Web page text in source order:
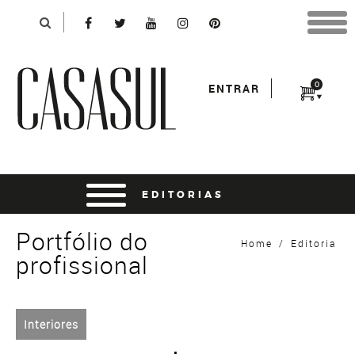
0
ENTRAR
Home / Editoria
Portfólio do
profissional
Interiores
*Para finalizar sua compra informe seu e-mail:
*Senha:
entrar usando o facebook